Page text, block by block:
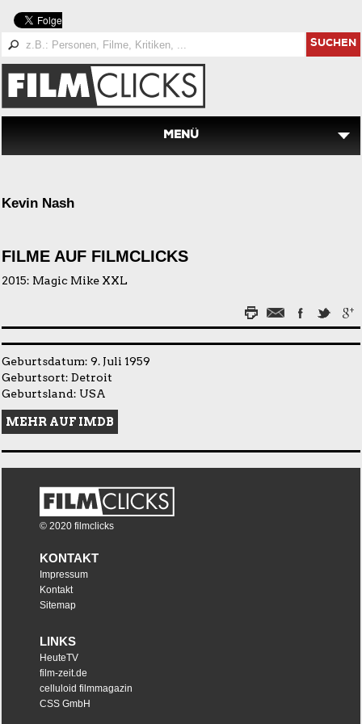
SUCHEN
MENÜ
Kevin Nash
FILME AUF FILMCLICKS
2015: Magic Mike XXL
Geburtsdatum: 9. Juli 1959
Geburtsort: Detroit
Geburtsland: USA
MEHR AUF IMDB
© 2020 filmclicks
KONTAKT
Impressum
Kontakt
Sitemap
LINKS
HeuteTV
film-zeit.de
celluloid filmmagazin
CSS GmbH